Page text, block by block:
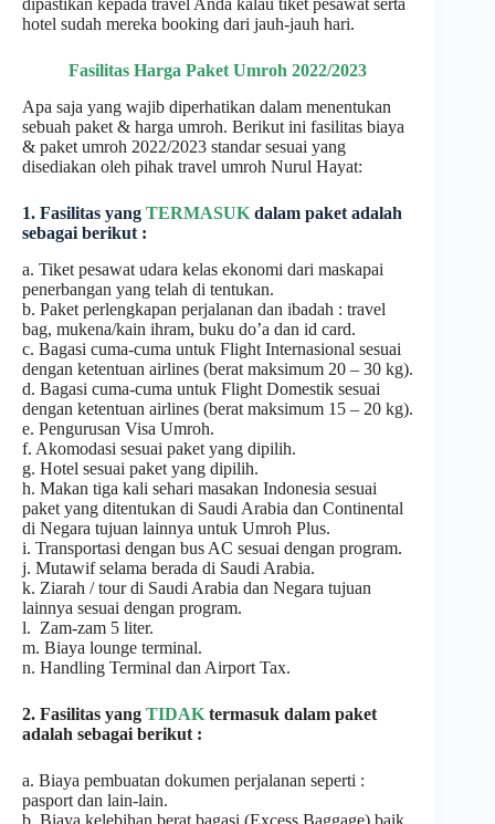
dipastikan kepada travel Anda kalau tiket pesawat serta
hotel sudah mereka booking dari jauh-jauh hari.
Fasilitas Harga Paket Umroh 2022/2023
Apa saja yang wajib diperhatikan dalam menentukan
sebuah paket & harga umroh. Berikut ini fasilitas biaya
& paket umroh 2022/2023 standar sesuai yang
disediakan oleh pihak travel umroh Nurul Hayat:
1. Fasilitas yang TERMASUK dalam paket adalah
sebagai berikut :
a. Tiket pesawat udara kelas ekonomi dari maskapai
penerbangan yang telah di tentukan.
b. Paket perlengkapan perjalanan dan ibadah : travel
bag, mukena/kain ihram, buku do’a dan id card.
c. Bagasi cuma-cuma untuk Flight Internasional sesuai
dengan ketentuan airlines (berat maksimum 20 – 30 kg).
d. Bagasi cuma-cuma untuk Flight Domestik sesuai
dengan ketentuan airlines (berat maksimum 15 – 20 kg).
e. Pengurusan Visa Umroh.
f. Akomodasi sesuai paket yang dipilih.
g. Hotel sesuai paket yang dipilih.
h. Makan tiga kali sehari masakan Indonesia sesuai
paket yang ditentukan di Saudi Arabia dan Continental
di Negara tujuan lainnya untuk Umroh Plus.
i. Transportasi dengan bus AC sesuai dengan program.
j. Mutawif selama berada di Saudi Arabia.
k. Ziarah / tour di Saudi Arabia dan Negara tujuan
lainnya sesuai dengan program.
l. Zam-zam 5 liter.
m. Biaya lounge terminal.
n. Handling Terminal dan Airport Tax.
2. Fasilitas yang TIDAK termasuk dalam paket
adalah sebagai berikut :
a. Biaya pembuatan dokumen perjalanan seperti :
pasport dan lain-lain.
b. Biaya kelebihan berat bagasi (Excess Baggage) baik